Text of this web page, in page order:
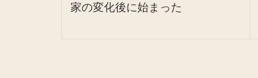
家の変化後に始まった